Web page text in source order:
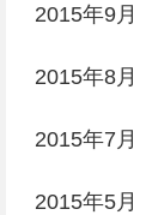
2015年9月
2015年8月
2015年7月
2015年5月